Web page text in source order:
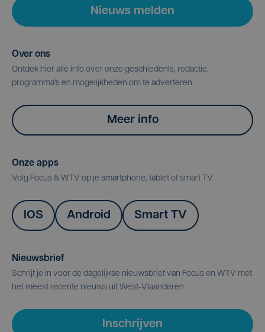
Nieuws melden
Over ons
Ontdek hier alle info over onze geschiedenis, redactie,
programma's en mogelijkheden om te adverteren.
Meer info
Onze apps
Volg Focus & WTV op je smartphone, tablet of smart TV.
IOS Android Smart TV
Nieuwsbrief
Schrijf je in voor de dagelijkse nieuwsbrief van Focus en WTV met
het meest recente nieuws uit West-Vlaanderen.
Inschrijven